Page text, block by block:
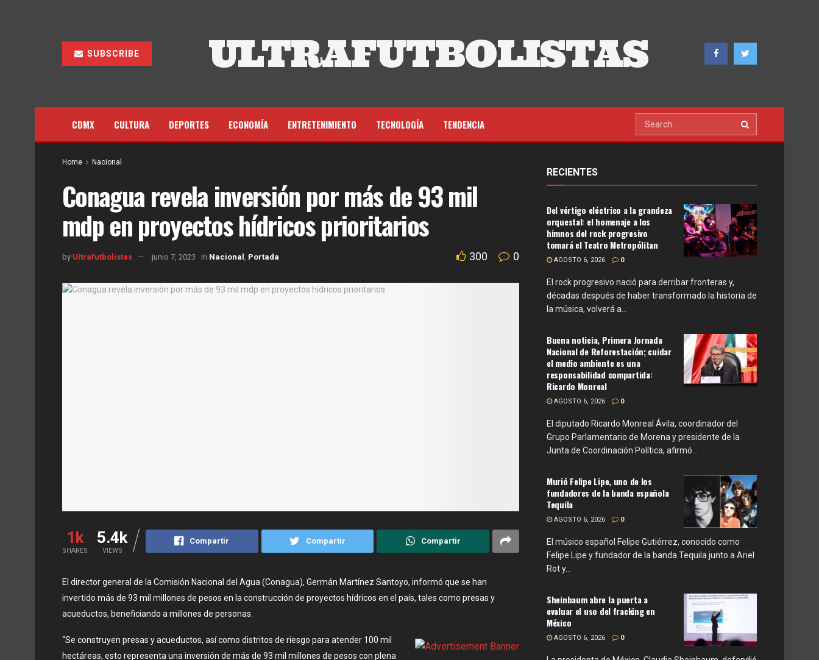
SUBSCRIBE ULTRAFUTBOLISTAS
CDMX CULTURA DEPORTES ECONOMÍA ENTRETENIMIENTO TECNOLOGÍA TENDENCIA
Home Nacional
Conagua revela inversión por más de 93 mil
mdp en proyectos hídricos prioritarios
by Ultrafutbolistas junio 7, 2023 in Nacional Portada 300 0
1k
SHARES
5.4k
VIEWS
Compartir Compartir Compartir
El director general de la Comisión Nacional del Agua (Conagua), Germán Martínez Santoyo, informó que se han
invertido más de 93 mil millones de pesos en la construcción de proyectos hídricos en el país, tales como presas y
acueductos, beneficiando a millones de personas.
“Se construyen presas y acueductos, así como distritos de riesgo para atender 100 mil
hectáreas, esto representa una inversión de más de 93 mil millones de pesos con plena
RECIENTES
Del vértigo eléctrico a la grandeza
orquestal: el homenaje a los
himnos del rock progresivo
tomará el Teatro Metropólitan
AGOSTO 6, 2026 0
El rock progresivo nació para derribar fronteras y,
décadas después de haber transformado la historia de
la música, volverá a...
Buena noticia, Primera Jornada
Nacional de Reforestación; cuidar
el medio ambiente es una
responsabilidad compartida:
Ricardo Monreal
AGOSTO 6, 2026 0
El diputado Ricardo Monreal Ávila, coordinador del
Grupo Parlamentario de Morena y presidente de la
Junta de Coordinación Política, afirmó...
Murió Felipe Lipe, uno de los
fundadores de la banda española
Tequila
AGOSTO 6, 2026 0
El músico español Felipe Gutiérrez, conocido como
Felipe Lipe y fundador de la banda Tequila junto a Ariel
Rot y...
Sheinbaum abre la puerta a
evaluar el uso del fracking en
México
AGOSTO 6, 2026 0